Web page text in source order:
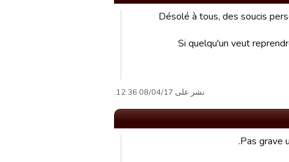
Désolé à tous, des soucis
Si quelqu'un veut
نشر على 08/04/17 12:36.
Pas grave